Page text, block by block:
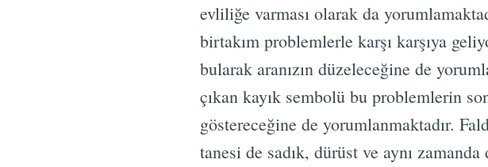
evliliğe varması olarak da
birtakım problemlerle karşı karşıya
bularak aranızın düzeleceğine de
çıkan kayık sembolü bu problemlerin
göstereceğine de yorumlanmaktadır.
tanesi de sadık, dürüst ve aynı